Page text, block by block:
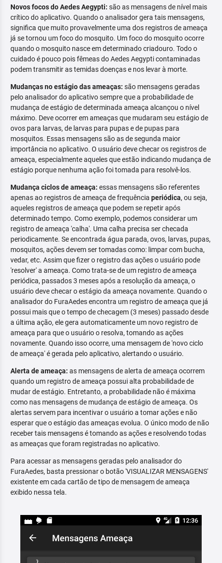
Novos focos do Aedes Aegypti: são as mensagens de nível mais
crítico do aplicativo. Quando o analisador gera tais mensagens,
significa que muito provavelmente uma dos registros de ameaça
já se tornou um foco do mosquito. Um foco do mosquito ocorre
quando o mosquito nasce em determinado criadouro. Todo o
cuidado é pouco pois fêmeas do Aedes Aegypti contaminadas
podem transmitir as temidas doenças e nos levar à morte.
Mudanças no estágio das ameaças: são mensagens geradas
pelo analisador do aplicativo sempre que a probabilidade de
mudança de estágio de determinada ameaça alcançou o nível
máximo. Deve ocorrer em ameaças que mudaram seu estágio de
ovos para larvas, de larvas para pupas e de pupas para
mosquitos. Essas mensagens são as de segunda maior
importância no aplicativo. O usuário deve checar os registros de
ameaça, especialmente aqueles que estão indicando mudança de
estágio porque nenhuma ação foi tomada para resolvê-los.
Mudança ciclos de ameaça: essas mensagens são referentes
apenas ao registros de ameaça de frequência periódica, ou seja,
aqueles registros de ameaça que podem se repetir após
determinado tempo. Como exemplo, podemos considerar um
registro de ameaça 'calha'. Uma calha precisa ser checada
periodicamente. Se encontrada água parada, ovos, larvas, pupas,
mosquitos, ações devem ser tomadas como: limpar com bucha,
vedar, etc. Assim que fizer o registro das ações o usuário pode
'resolver' a ameaça. Como trata-se de um registro de ameaça
periódica, passados 3 meses após a resolução da ameaça, o
usuário deve checar o estágio da ameaça novamente. Quando o
analisador do FuraAedes encontra um registro de ameaça que já
possui mais que o tempo de checagem (3 meses) passado desde
a última ação, ele gera automaticamente um novo registro de
ameaça para que o usuário o resolva, tomando as ações
novamente. Quando isso ocorre, uma mensagem de 'novo ciclo
de ameaça' é gerada pelo aplicativo, alertando o usuário.
Alerta de ameaça: as mensagens de alerta de ameaça ocorrem
quando um registro de ameaça possui alta probabilidade de
mudar de estágio. Entretanto, a probabilidade não é máxima
como nas mensagens de mudança de estágio de ameaça. Os
alertas servem para incentivar o usuário a tomar ações e não
esperar que o estágio das ameaças evolua. O único modo de não
receber tais mensagens é tomando as ações e resolvendo todas
as ameaças que foram registradas no aplicativo.
Para acessar as mensagens geradas pelo analisador do
FuraAedes, basta pressionar o botão 'VISUALIZAR MENSAGENS'
existente em cada cartão de tipo de mensagem de ameaça
exibido nessa tela.